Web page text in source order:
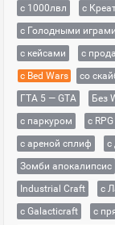
с 1000лвл c
с Голодными играми
с кейсами
с
с Bed Wars
со
ГТА 5 — GTA
Без
с паркуром
с RPG
с ареной сплиф
с
Зомби апокалипсис
Industrial Craft
с
с Galacticraft
с